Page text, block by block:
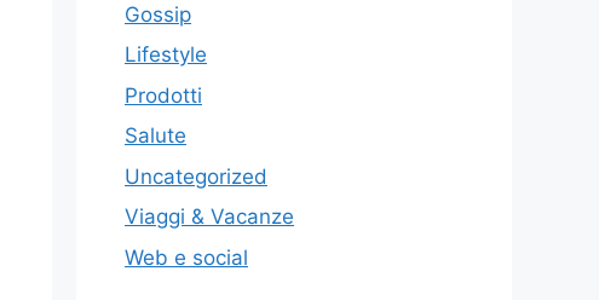
Gossip
Lifestyle
Prodotti
Salute
Uncategorized
Viaggi & Vacanze
Web e social